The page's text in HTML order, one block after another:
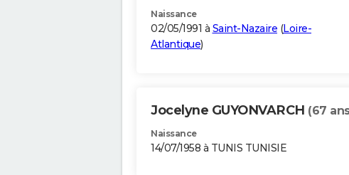
Naissance
02/05/1991 à Saint-Nazaire (Loire-
Atlantique)
Jocelyne GUYONVARCH (67
Naissance
14/07/1958 à TUNIS TUNISIE